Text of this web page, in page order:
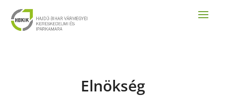
Elnökség